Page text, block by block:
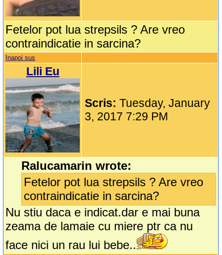
Fetelor pot lua strepsils ? Are vreo
contraindicatie in sarcina?
Inapoi sus
Lili Eu
Scris:Tuesday, January
3, 2017 7:29 PM
Ralucamarin wrote:
Fetelor pot lua strepsils ? Are vreo
contraindicatie in sarcina?
Nu stiu daca e indicat.dar e mai buna
zeama de lamaie cu miere ptr ca nu
face nici un rau lui bebe..